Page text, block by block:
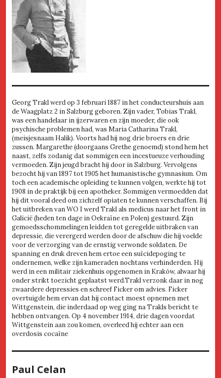
Georg Trakl werd op 3 februari 1887 in het conducteurshuis aan
de Waagplatz 2 in Salzburg geboren. Zijn vader, Tobias Trakl,
was een handelaar in ijzerwaren en zijn moeder, die ook
psychische problemen had, was Maria Catharina Trakl,
(meisjesnaam Halik). Voorts had hij nog drie broers en drie
zussen. Margarethe (doorgaans Grethe genoemd) stond hem het
naast, zelfs zodanig dat sommigen een incestueuze verhouding
vermoeden. Zijn jeugd bracht hij door in Salzburg. Vervolgens
bezocht hij van 1897 tot 1905 het humanistische gymnasium. Om
toch een academische opleiding te kunnen volgen, werkte hij tot
1908 in de praktijk bij een apotheker. Sommigen vermoedden dat
hij dit vooral deed om zichzelf opiaten te kunnen verschaffen. Bij
het uitbreken van WO I werd Trakl als medicus naar het front in
Galicië (heden ten dage in Oekraïne en Polen) gestuurd. Zijn
gemoedsschommelingen leidden tot geregelde uitbraken van
depressie, die verergerd werden door de afschuw die hij voelde
voor de verzorging van de ernstig verwonde soldaten. De
spanning en druk dreven hem ertoe een suïcidepoging te
ondernemen, welke zijn kameraden nochtans verhinderden. Hij
werd in een militair ziekenhuis opgenomen in Kraków, alwaar hij
onder strikt toezicht geplaatst werd.Trakl verzonk daar in nog
zwaardere depressies en schreef Ficker om advies. Ficker
overtuigde hem ervan dat hij contact moest opnemen met
Wittgenstein, die inderdaad op weg ging na Trakls bericht te
hebben ontvangen. Op 4 november 1914, drie dagen voordat
Wittgenstein aan zou komen, overleed hij echter aan een
overdosis cocaïne
Paul Celan